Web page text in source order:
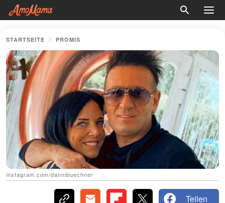
STARTSEITE PROMIS
instagram.com/dannibuechner
Teilen